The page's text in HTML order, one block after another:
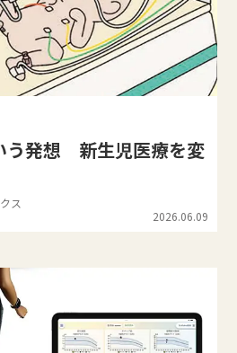
う発想 新生児医療を変
ス
2026.06.09